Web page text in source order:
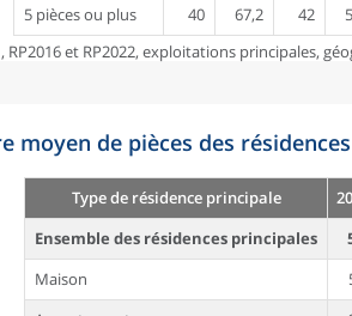
5 pièces ou plus
40 67,2 42
RP2016 et RP2022, exploitations principales,
moyen de pièces des
Type de résidence principale
Ensemble des résidences principales
Maison